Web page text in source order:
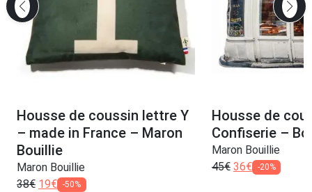
Housse de coussin lettre Y
– made in France – Maron
Bouillie
Maron Bouillie
38€ 19€ -50%
Housse de
Confiserie –
Maron Bouillie
45€ 36€ -20%